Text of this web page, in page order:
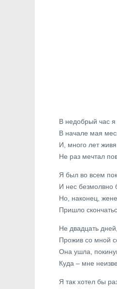
В недобрый час я
В начале мая
И, много лет живя
Не раз мечтал
Я был во всем
И нес безмолвно
Но, наконец,
Пришло
Не двадцать
Прожив со мной
Она ушла,
Куда – мне
Я так хотел бы